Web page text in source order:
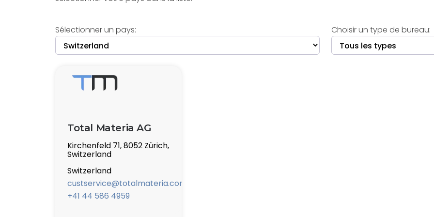
Sélectionner un pays: Choisir un type de bureau:
Total Materia AG
Kirchenfeld 71, 8052 Zürich,
Switzerland
Switzerland
custservice@totalmateria.com
+41 44 586 4959